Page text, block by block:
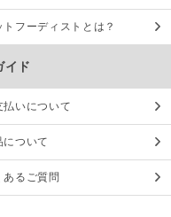
トフーディストとは？
イド
払いについて
について
あるご質問